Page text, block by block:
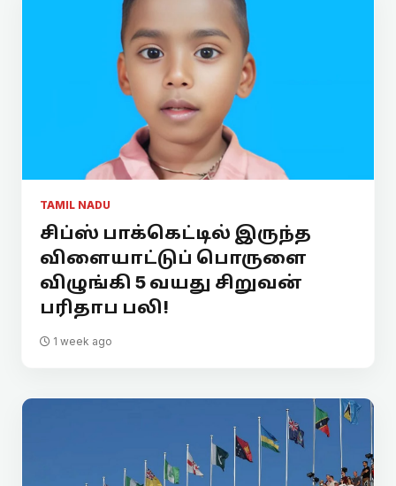
TAMIL NADU
சிப்ஸ் பாக்கெட்டில் இருந்த
விளையாட்டுப் பொருளை
விழுங்கி 5 வயது சிறுவன்
பரிதாப பலி!
1 week ago